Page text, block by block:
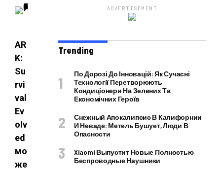
AR
K:
Su
rvi
val
Ev
olv
ed
мо
же
ADVERTISEMENT
Trending
По Дорозі До Інновацій: Як Сучасні
Технології Перетворюють
Кондиціонери На Зелених Та
Економічних Героїв
Снежный Апокалипсис В Калифорнии
И Неваде: Метель Бушует, Люди В
Опасности
Xiaomi Выпустит Новые Полностью
Беспроводные Наушники